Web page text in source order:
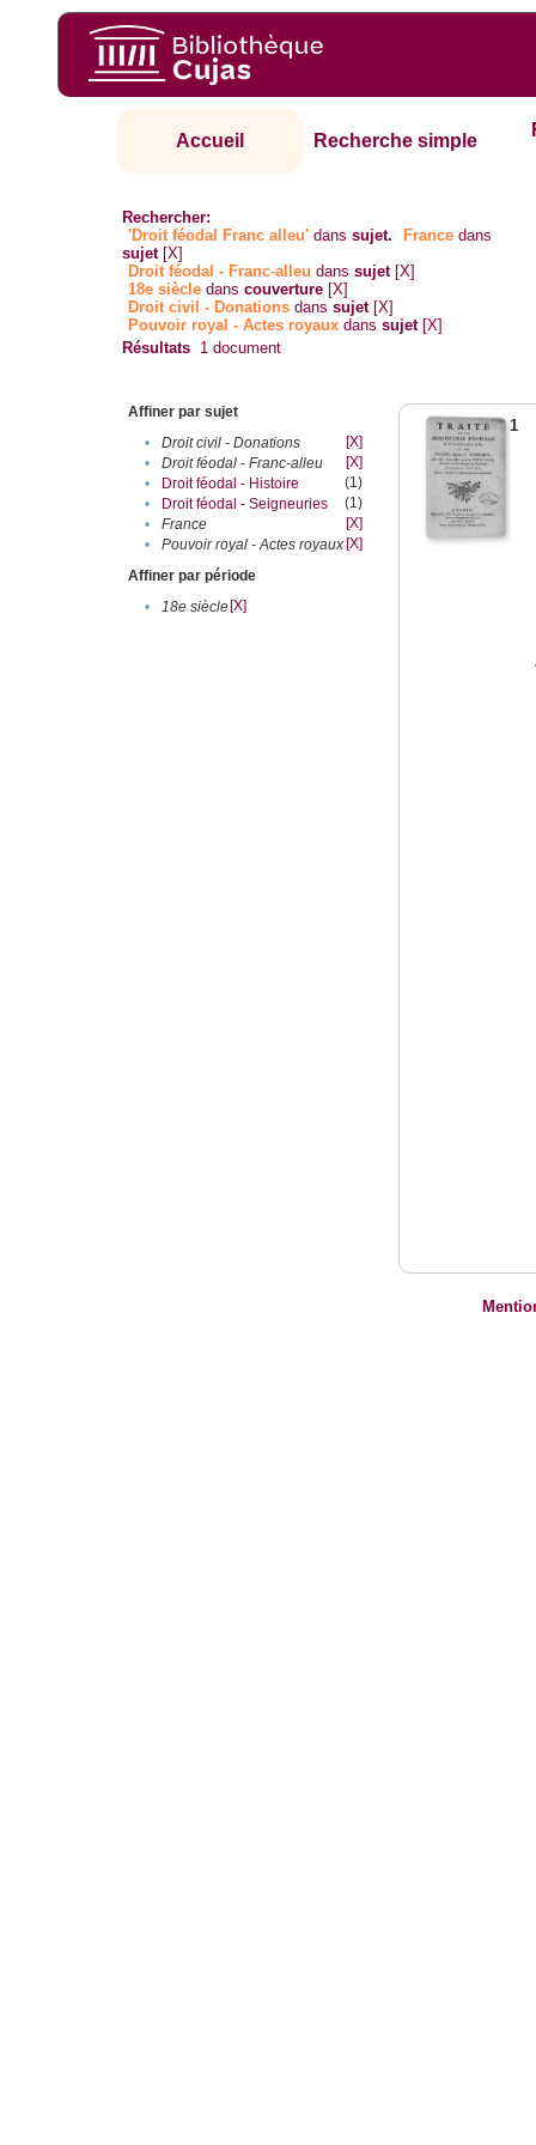
Accueil Recherche simple
Rechercher:
'Droit féodal Franc alleu' danssujet. France dans
sujet [X]
Droit féodal - Franc-alleu‎ danssujet [X]
18e siècle danscouverture [X]
Droit civil - Donations danssujet [X]
Pouvoir royal - Actes royaux danssujet [X]
Résultats 1 document
Affiner par sujet
•
Droit civil - Donations
[X]
•
Droit féodal - Franc-alleu‎
[X]
•
Droit féodal - Histoire
(1)
•
Droit féodal - Seigneuries
(1)
•
France
[X]
•
Pouvoir royal - Actes royaux [X]
Affiner par période
•
18e siècle[X]
1